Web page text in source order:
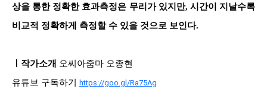
상을 통한 정확한 효과측정은 무리가 있지만, 시간이 지날수록
비교적 정확하게 측정할 수 있을 것으로 보인다.
ㅣ작가소개 오씨아줌마 오종현
유튜브 구독하기 https://goo.gl/Ra75Ag